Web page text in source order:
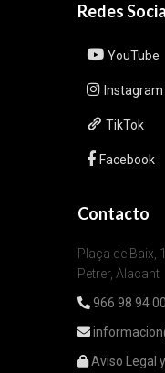
Redes
YouTube
Instagram
TikTok
Facebook
Contacto
Plaça de Baix,
Petrer, Alacant
966 98 94 00
Aviso Legal